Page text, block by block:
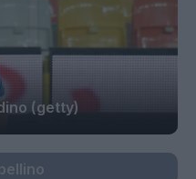
(getty)